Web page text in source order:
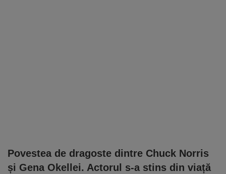
Povestea de dragoste dintre Chuck Norris
și Gena Okellei. Actorul s-a stins din viață